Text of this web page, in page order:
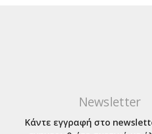
Newsletter
Κάντε εγγραφή στο